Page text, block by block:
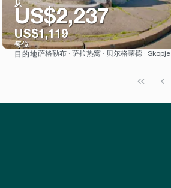
从
US$2,237
US$1,119
每位
目的地萨格勒布 · 萨拉热窝 · 贝尔格莱德 · Skopje